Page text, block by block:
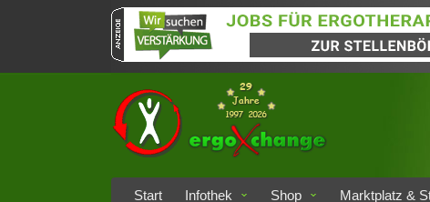
Start Infothek Shop Marktplatz &